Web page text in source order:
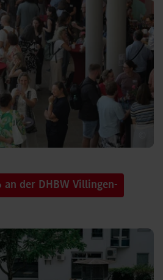
an der DHBW Villingen-